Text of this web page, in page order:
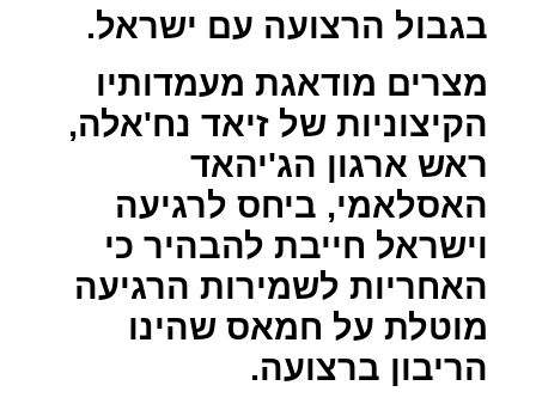
בגבול הרצועה עם ישראל.
מצרים מודאגת מעמדותיו
הקיצוניות של זיאד נח'אלה,
ראש ארגון הג'יהאד
האסלאמי, ביחס לרגיעה
וישראל חייבת להבהיר כי
האחריות לשמירות הרגיעה
מוטלת על חמאס שהינו
הריבון ברצועה.